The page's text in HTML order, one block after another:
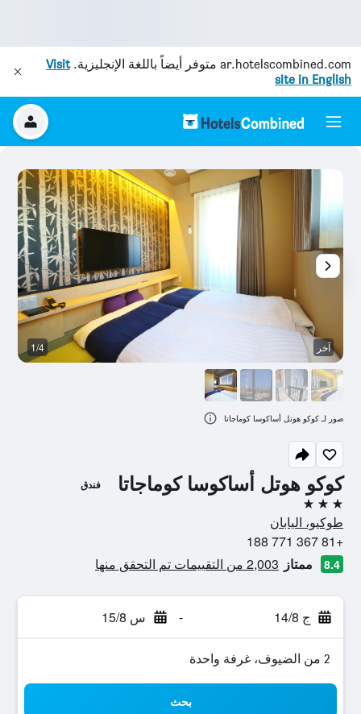
ar.hotelscombined.com متوفر أيضاً باللغة الإنجليزية.Visit
site in English
كوكو هوتل أساكوسا كوماجاتا فندق
3 نجوم
طوكيو، اليابان
+81 367 771 188
8.4 ممتاز 2,003 من التقييمات تم التحقق منها
ج 14/8 - س 15/8
2 من الضيوف، غرفة واحدة
بحث
آخر 1/4
صور لـ كوكو هوتل أساكوسا كوماجاتا